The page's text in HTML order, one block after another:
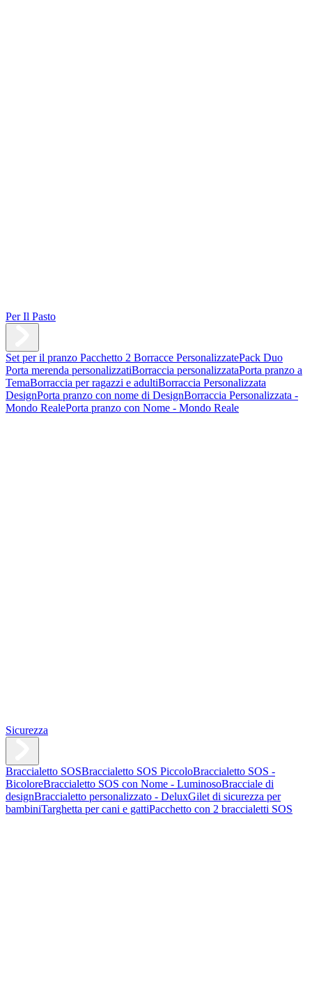
Per Il Pasto
Set per il pranzo Pacchetto 2 Borracce PersonalizzatePack Duo
Porta merenda personalizzatiBorraccia personalizzataPorta pranzo a
TemaBorraccia per ragazzi e adultiBorraccia Personalizzata
DesignPorta pranzo con nome di DesignBorraccia Personalizzata -
Mondo RealePorta pranzo con Nome - Mondo Reale
Sicurezza
Braccialetto SOSBraccialetto SOS PiccoloBraccialetto SOS -
BicoloreBraccialetto SOS con Nome - LuminosoBracciale di
designBraccialetto personalizzato - DeluxGilet di sicurezza per
bambiniTarghetta per cani e gattiPacchetto con 2 braccialetti SOS